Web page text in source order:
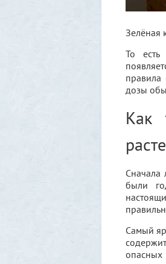
Зелёная
То есть
правила
дозы
Как
Сначала
были
Самый